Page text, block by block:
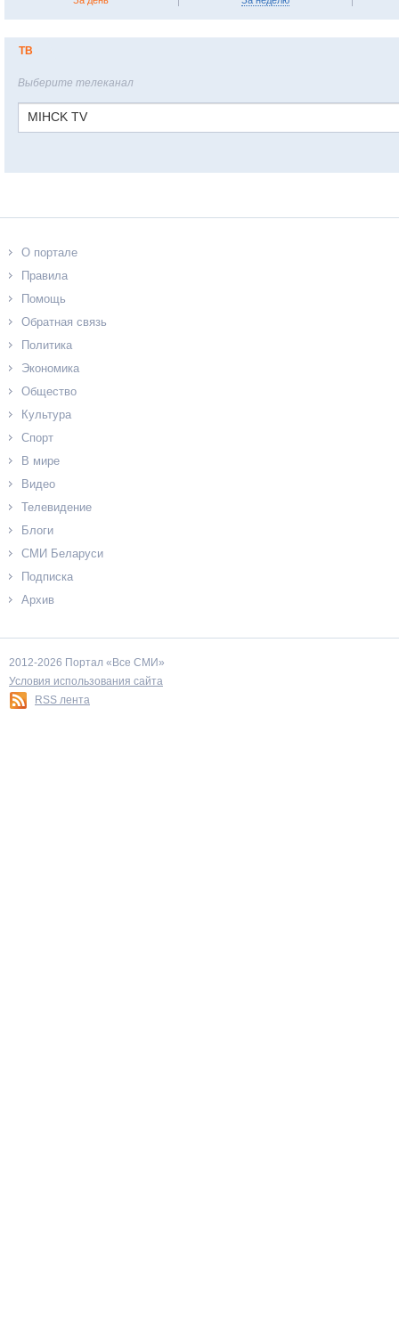
ТВ
Выберите телеканал
MIHCK TV
О портале
Правила
Помощь
Обратная связь
Политика
Экономика
Общество
Культура
Спорт
В мире
Видео
Телевидение
Блоги
СМИ Беларуси
Подписка
Архив
2012-2026 Портал «Все СМИ»
Условия использования сайта
RSS лента